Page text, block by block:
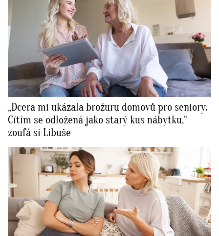
„Dcera mi ukázala brožuru domovů pro seniory.
Cítím se odložená jako starý kus nábytku,“
zoufá si Libuše